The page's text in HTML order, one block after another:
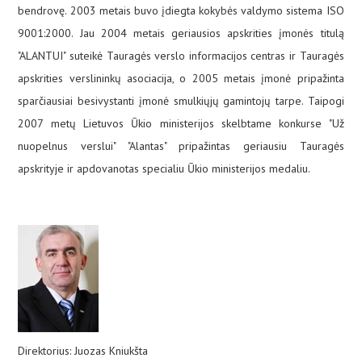
bendrovę. 2003 metais buvo įdiegta kokybės valdymo sistema ISO
9001:2000. Jau 2004 metais geriausios apskrities įmonės titulą
"ALANTUI" suteikė Tauragės verslo informacijos centras ir Tauragės
apskrities verslininkų asociacija, o 2005 metais įmonė pripažinta
sparčiausiai besivystanti įmonė smulkiųjų gamintojų tarpe. Taipogi
2007 metų Lietuvos Ūkio ministerijos skelbtame konkurse "Už
nuopelnus verslui" "Alantas" pripažintas geriausiu Tauragės
apskrityje ir apdovanotas specialiu Ūkio ministerijos medaliu.
Direktorius: Juozas Kniukšta